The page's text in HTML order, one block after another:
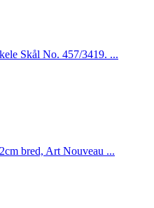
Skål No. 457/3419. ...
bred, Art Nouveau ...